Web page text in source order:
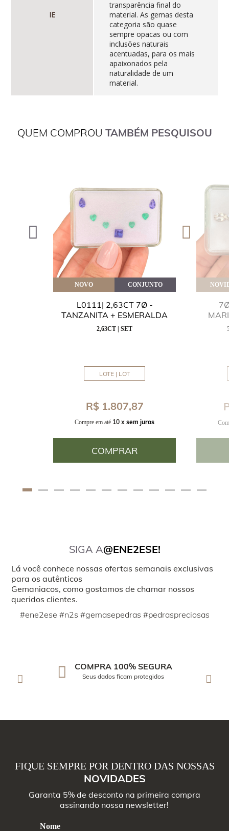
IE
transparência final do
material. As gemas desta
categoria são quase
sempre opacas ou com
inclusões naturais
acentuadas, para os mais
apaixonados pela
naturalidade de um
material.
QUEM COMPROU TAMBÉM PESQUISOU
NOVO CONJUNTO
L0111| 2,63CT 7Ø -
TANZANITA + ESMERALDA
2,63CT | SET
LOTE | LOT
R$ 1.807,87
Compre em até 10 x sem juros
COMPRAR
SIGA A@ENE2ESE!
Lá você conhece nossas ofertas semanais exclusivas
para os autênticos
Gemaniacos, como gostamos de chamar nossos
queridos clientes.
#ene2ese #n2s #gemasepedras #pedraspreciosas
COMPRA 100% SEGURA
Seus dados ficam protegidos
FIQUE SEMPRE POR DENTRO DAS NOSSAS
NOVIDADES
Garanta 5% de desconto na primeira compra
assinando nossa newsletter!
Nome